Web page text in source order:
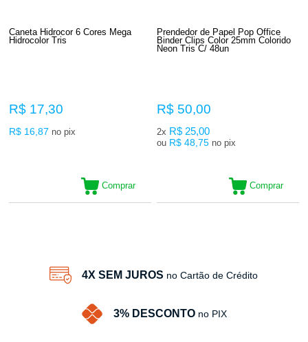
Caneta Hidrocor 6 Cores Mega
Hidrocolor Tris
R$ 17,30
R$ 16,87 no pix
Comprar
Prendedor de Papel Pop Office
Binder Clips Color 25mm Colorido
Neon Tris C/ 48un
R$ 50,00
2x R$ 25,00
ou R$ 48,75 no pix
Comprar
4X SEM JUROS no Cartão de Crédito
3% DESCONTO no PIX